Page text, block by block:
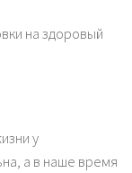
на здоровый
у
а в наше время